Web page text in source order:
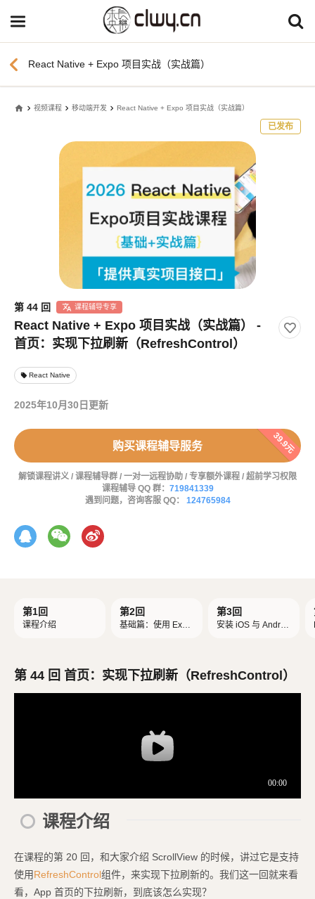
chevron_left React Native + Expo 项目实战（实战篇）
home 视频课程 移动端开发 React Native + Expo 项目实战（实战篇）
已发布
第 44 回 课程辅导专享
React Native + Expo 项目实战（实战篇） -
首页：实现下拉刷新（RefreshControl）
local_offer React Native
2025年10月30日更新
购买课程辅导服务 39.9元
解锁课程讲义 / 课程辅导群 / 一对一远程协助 / 专享额外课程 / 超前学习权限
课程辅导 QQ 群： 719841339
遇到问题，咨询客服 QQ： 124765984
第1回
课程介绍
第2回
基础篇：使用 Expo
第3回
安装 iOS 与 Androi
第 44 回 首页：实现下拉刷新（RefreshControl）
课程介绍
在课程的第 20 回，和大家介绍 ScrollView 的时候，讲过它是支持
使用RefreshControl组件，来实现下拉刷新的。我们这一回就来看
看，App 首页的下拉刷新，到底该怎么实现？